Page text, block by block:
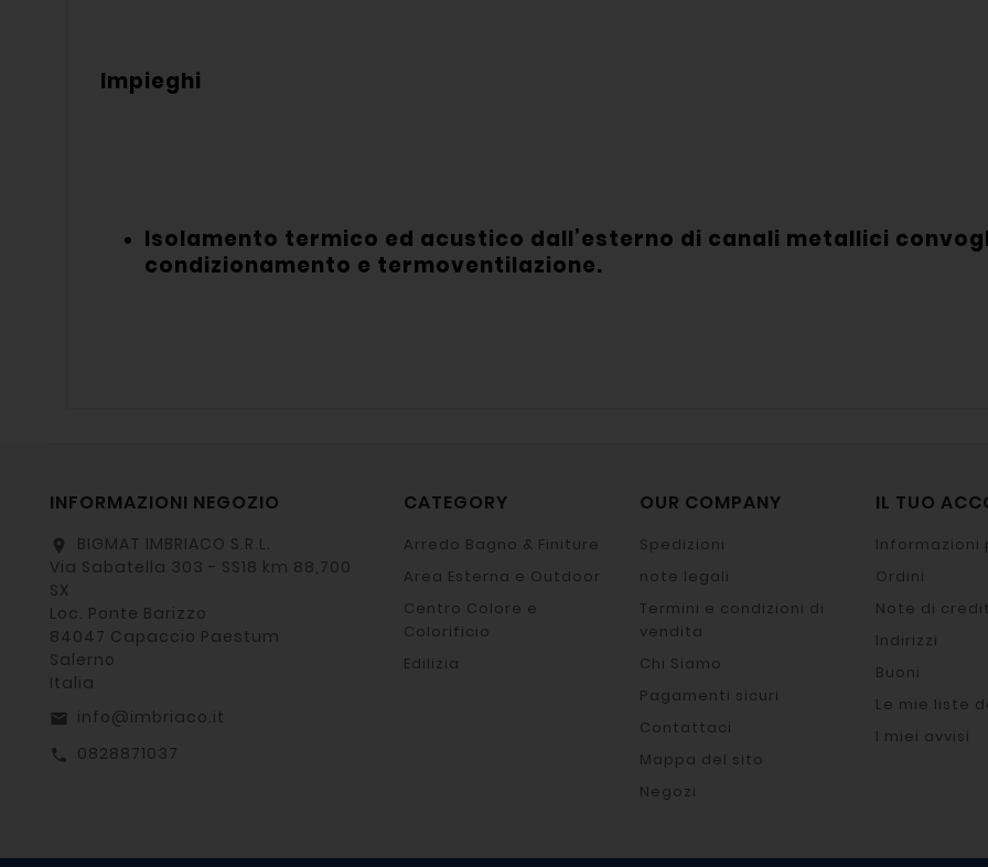
Impieghi
Isolamento termico ed acustico dall’esterno di canali metallici
condizionamento e termoventilazione.
INFORMAZIONI NEGOZIO
location_on
BIGMAT IMBRIACO S.R.L.
Via Sabatella 303 - SS18 km 88,700
SX
Loc. Ponte Barizzo
84047 Capaccio Paestum
Salerno
Italia
email info@imbriaco.it
call 0828871037
CATEGORY
Arredo Bagno & Finiture
Area Esterna e Outdoor
Centro Colore e
Colorificio
Edilizia
OUR COMPANY
Spedizioni
note legali
Termini e condizioni di
vendita
Chi Siamo
Pagamenti sicuri
Contattaci
Mappa del sito
Negozi
IL TUO
Informazioni
Ordini
Note di
Indirizzi
Buoni
Le mie liste
I miei avvisi